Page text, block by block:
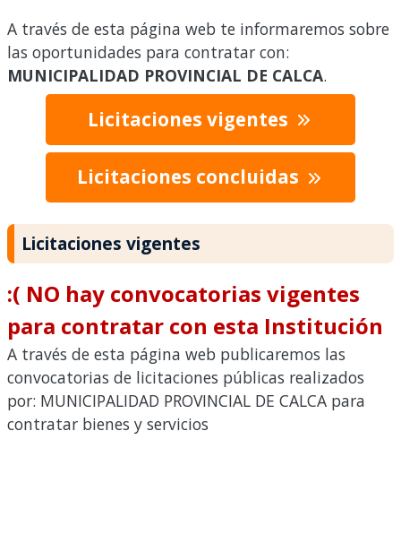
A través de esta página web te informaremos sobre
las oportunidades para contratar con:
MUNICIPALIDAD PROVINCIAL DE CALCA.
Licitaciones vigentes
Licitaciones concluidas
Licitaciones vigentes
:( NO hay convocatorias vigentes
para contratar con esta Institución
A través de esta página web publicaremos las
convocatorias de licitaciones públicas realizados
por: MUNICIPALIDAD PROVINCIAL DE CALCA para
contratar bienes y servicios